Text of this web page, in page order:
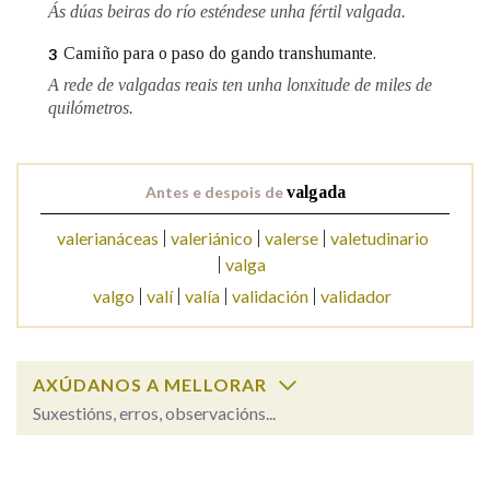
BUSCAR NO CONTIDO
Nas definicións
Na fraseoloxía
Marcas gramaticais
Ás dúas beiras do río esténdese unha fértil valgada.
3 Camiño para o paso do gando transhumante.
A rede de valgadas reais ten unha lonxitude de miles de
quilómetros.
Antes e despois devalgada
valerianáceas valeriánico valerse
valetudinario
valga
valgo valí valía validación validador
AXÚDANOS A MELLORAR
Suxestións, erros, observacións...